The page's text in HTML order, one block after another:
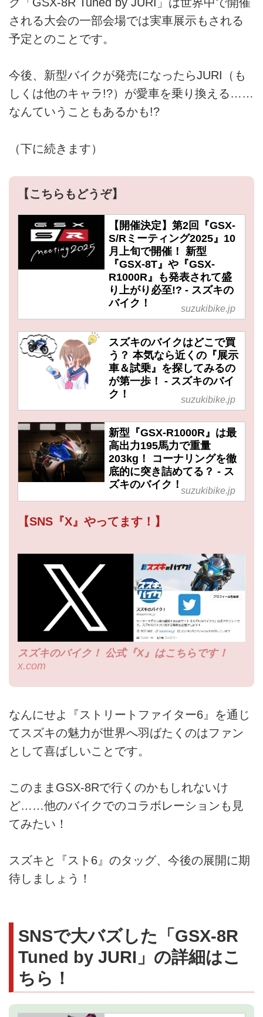
される大会の一部会場では実車展示もされる
予定とのことです。
今後、新型バイクが発売になったらJURI（も
しくは他のキャラ!?）が愛車を乗り換える……
なんていうこともあるかも!?
（下に続きます）
【こちらもどうぞ】
【開催決定】第2回『GSX-
S/Rミーティング2025』10
月上旬で開催！ 新型
『GSX-8T』や『GSX-
R1000R』も発表されて盛
り上がり必至!? - スズキの
バイク！
suzukibike.jp
スズキのバイクはどこで買
う？ 本気なら近くの『展示
車＆試乗』を探してみるの
が第一歩！ - スズキのバイ
ク！
suzukibike.jp
新型『GSX-R1000R』は最
高出力195馬力で重量
203kg！ コーナリングを徹
底的に突き詰めてる？ - ス
ズキのバイク！ suzukibike.jp
【SNS『X』やってます！】
スズキのバイク！ 公式『X』はこちらです！
x.com
なんにせよ『ストリートファイター6』を通じ
てスズキの魅力が世界へ羽ばたくのはファン
として喜ばしいことです。
このままGSX-8Rで行くのかもしれないけ
ど……他のバイクでのコラボレーションも見
てみたい！
スズキと『スト6』のタッグ、今後の展開に期
待しましょう！
SNSで大バズした「GSX-8R
Tuned by JURI」の詳細はこ
ちら！